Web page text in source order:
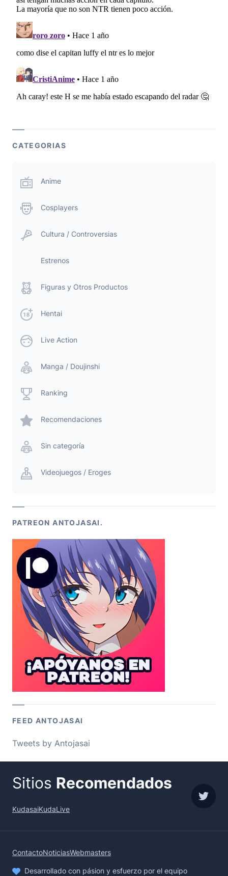
CATEGORIAS
Anime
Cosplayers
Cultura / Controversias
Estrenos
Figuras y Otros Productos
Hentai
Live Action
Manga / Doujinshi
Ranking
Recomendaciones
Sin categoría
Videojuegos / Eroges
PATREON ANTOJASAI.
FEED ANTOJASAI
Tweets by Antojasai
Sitios Recomendados
KudasaiKudaLive
ContactoNoticiasWebmasters
Desarrollado con pásion y esfuerzo por el equipo